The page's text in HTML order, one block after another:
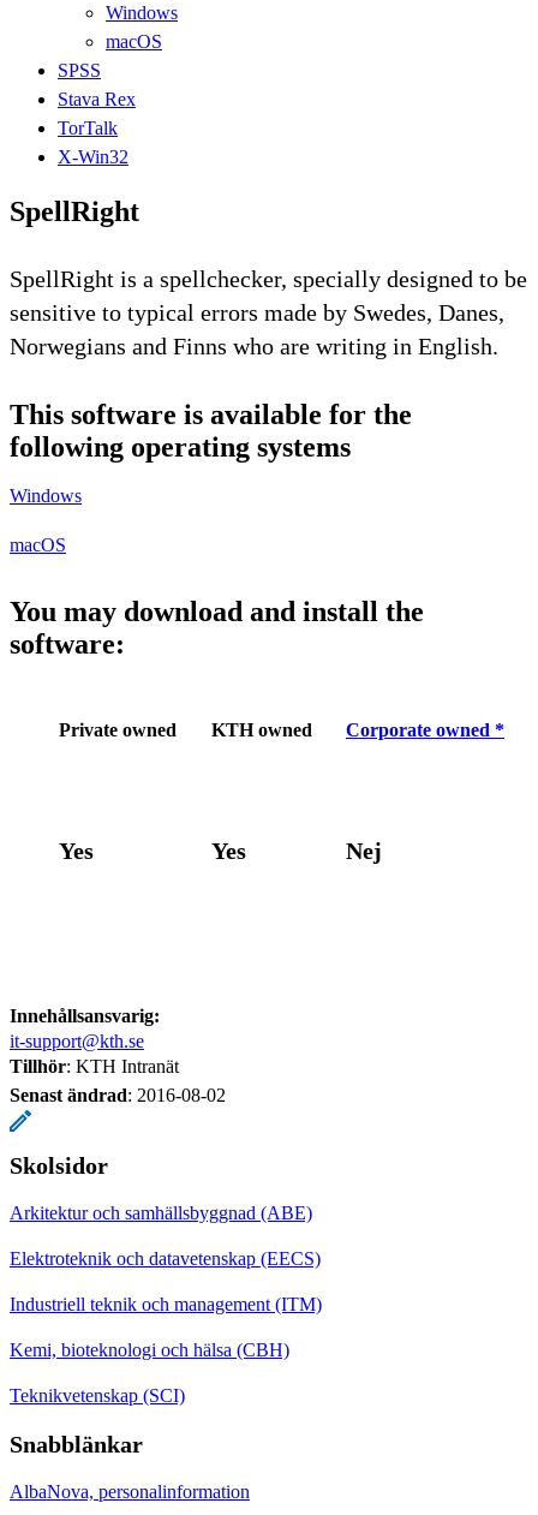
Windows
macOS
SPSS
Stava Rex
TorTalk
X-Win32
SpellRight
SpellRight is a spellchecker, specially designed to be
sensitive to typical errors made by Swedes, Danes,
Norwegians and Finns who are writing in English.
This software is available for the
following operating systems
Windows
macOS
You may download and install the
software:
Private owned KTH owned Corporate owned *
Yes Yes Nej
Innehållsansvarig:
it-support@kth.se
Tillhör: KTH Intranät
Senast ändrad: 2016-08-02
Skolsidor
Arkitektur och samhällsbyggnad (ABE)
Elektroteknik och datavetenskap (EECS)
Industriell teknik och management (ITM)
Kemi, bioteknologi och hälsa (CBH)
Teknikvetenskap (SCI)
Snabblänkar
AlbaNova, personalinformation